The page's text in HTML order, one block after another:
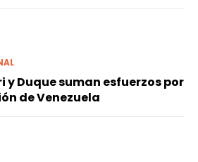
y Duque suman esfuerzos por
de Venezuela